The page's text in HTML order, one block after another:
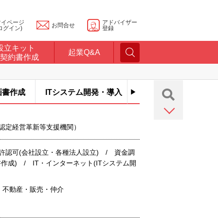
ページ
グイン)
お問合せ
アドバイザー
登録
立キット
約書作成
起業Q&A
書作成 ITシステム開発・導入
経営革新等支援機関）
認可(会社設立・各種法人設立) / 資金調
成) / IT・インターネット(ITシステム開
動産・販売・仲介